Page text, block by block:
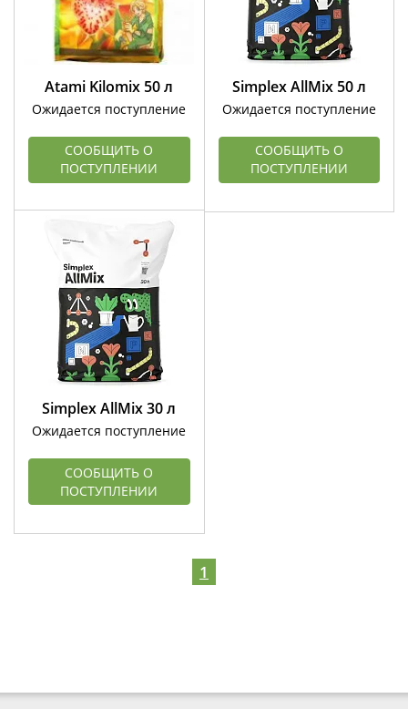
Atami Kilomix 50 л
Ожидается поступление
СООБЩИТЬ О
ПОСТУПЛЕНИИ
Simplex AllMix 50 л
Ожидается поступление
СООБЩИТЬ О
ПОСТУПЛЕНИИ
Simplex AllMix 30 л
Ожидается поступление
СООБЩИТЬ О
ПОСТУПЛЕНИИ
1